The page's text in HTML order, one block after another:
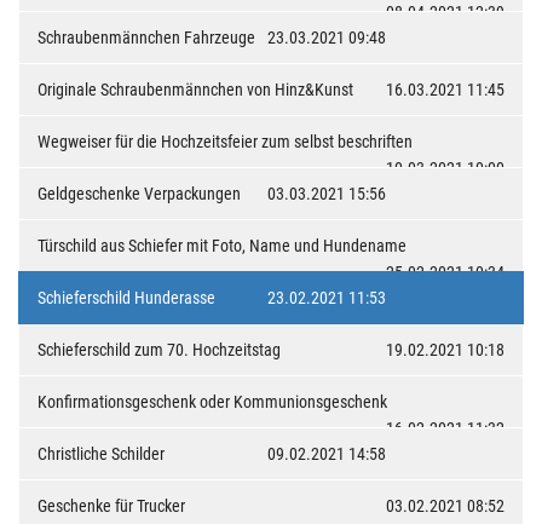
08.04.2021 12:39
Schraubenmännchen Fahrzeuge
23.03.2021 09:48
Originale Schraubenmännchen von Hinz&Kunst 16.03.2021 11:45
Wegweiser für die Hochzeitsfeier zum selbst beschriften
10.03.2021 10:00
Geldgeschenke Verpackungen
03.03.2021 15:56
Türschild aus Schiefer mit Foto, Name und Hundename
25.02.2021 10:34
Schieferschild Hunderasse
23.02.2021 11:53
Schieferschild zum 70. Hochzeitstag 19.02.2021 10:18
Konfirmationsgeschenk oder Kommunionsgeschenk
16.02.2021 11:32
Christliche Schilder
09.02.2021 14:58
Geschenke für Trucker 03.02.2021 08:52